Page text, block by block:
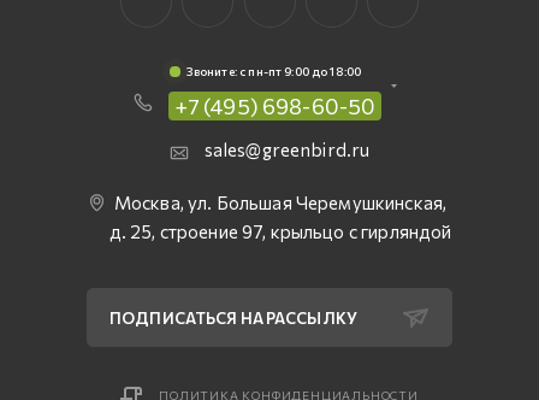
Звоните: c пн-пт 9:00 до 18:00
+7 (495) 698-60-50
sales@greenbird.ru
Москва, ул. Большая Черемушкинская,
д. 25, строение 97, крыльцо с гирляндой
ПОДПИСАТЬСЯ НА РАССЫЛКУ
ПОЛИТИКА КОНФИДЕНЦИАЛЬНОСТИ